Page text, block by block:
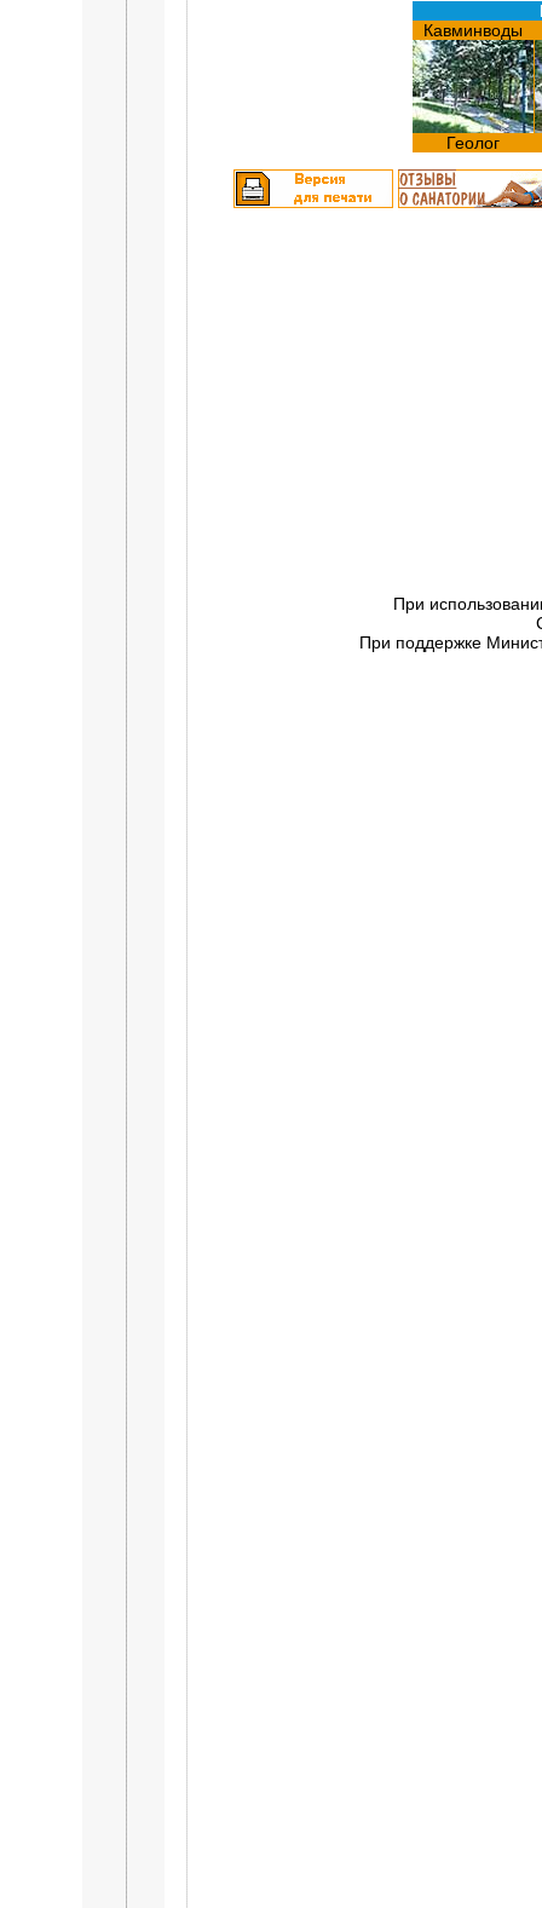
Кавминводы
Геолог
При
При поддержке